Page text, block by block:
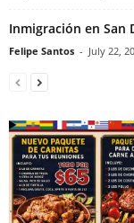
Inmigración en San
Felipe Santos - July 22,